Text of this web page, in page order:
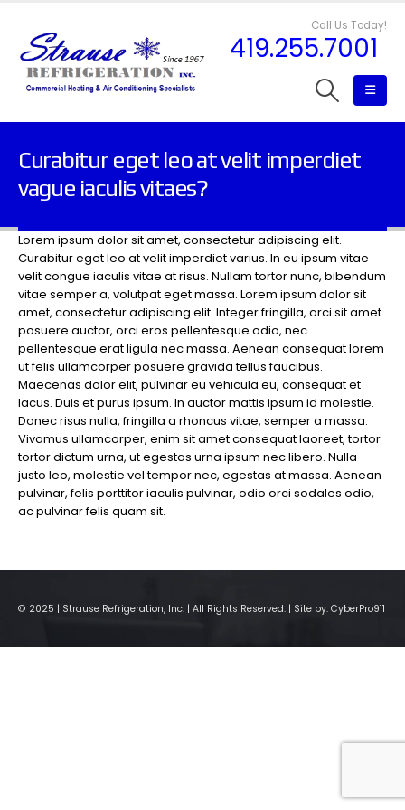
Call Us Today!
419.255.7001
Curabitur eget leo at velit imperdiet
vague iaculis vitaes?
Lorem ipsum dolor sit amet, consectetur adipiscing elit.
Curabitur eget leo at velit imperdiet varius. In eu ipsum vitae
velit congue iaculis vitae at risus. Nullam tortor nunc, bibendum
vitae semper a, volutpat eget massa. Lorem ipsum dolor sit
amet, consectetur adipiscing elit. Integer fringilla, orci sit amet
posuere auctor, orci eros pellentesque odio, nec
pellentesque erat ligula nec massa. Aenean consequat lorem
ut felis ullamcorper posuere gravida tellus faucibus.
Maecenas dolor elit, pulvinar eu vehicula eu, consequat et
lacus. Duis et purus ipsum. In auctor mattis ipsum id molestie.
Donec risus nulla, fringilla a rhoncus vitae, semper a massa.
Vivamus ullamcorper, enim sit amet consequat laoreet, tortor
tortor dictum urna, ut egestas urna ipsum nec libero. Nulla
justo leo, molestie vel tempor nec, egestas at massa. Aenean
pulvinar, felis porttitor iaculis pulvinar, odio orci sodales odio,
ac pulvinar felis quam sit.
© 2025 | Strause Refrigeration, Inc. | All Rights Reserved. | Site by: CyberPro911